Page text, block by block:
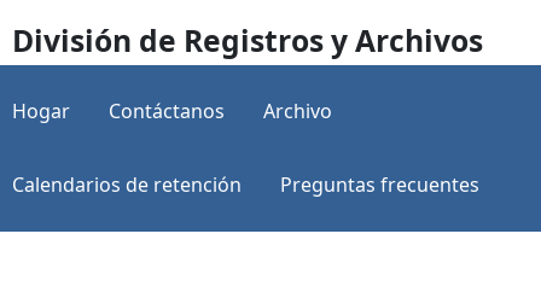
División de Registros y Archivos
Hogar Contáctanos Archivo
Calendarios de retención Preguntas frecuentes